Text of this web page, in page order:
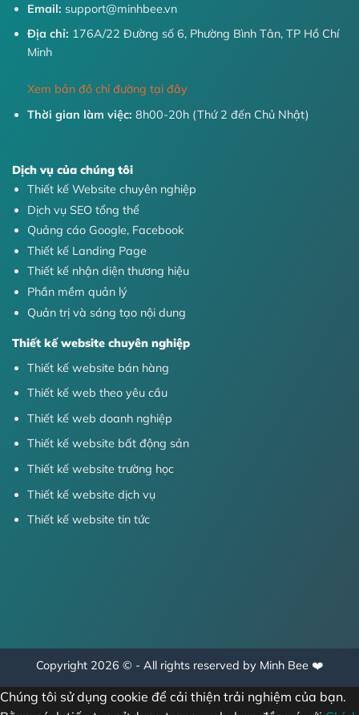
Email: support@minhbee.vn
Địa chỉ: 176A/22 Đường số 6, Phường Bình Tân, TP Hồ Chí
Minh
Xem bản đồ chỉ đường tại đây
Thời gian làm việc: 8h00-20h (Thứ 2 đến Chủ Nhật)
Dịch vụ của chúng tôi
Thiết kế Website chuyên nghiệp
Dịch vụ SEO tổng thể
Quảng cáo Google, Facebook
Thiết kế Landing Page
Thiết kế nhận diện thương hiệu
Phần mềm quản lý
Quản trị và sáng tạo nội dung
Thiết kế website chuyên nghiệp
Thiết kế website bán hàng
Thiết kế web theo yêu cầu
Thiết kế web doanh nghiệp
Thiết kế website bất động sản
Thiết kế website trường học
Thiết kế website dịch vụ
Thiết kế website tin tức
Copyright 2026 © - All rights reserved by Minh Bee ❤️
Chúng tôi sử dụng cookie để cải thiện trải nghiệm của bạn.